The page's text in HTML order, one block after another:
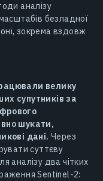
аналізу
безладної
зокрема вздовж
велику
супутників за
шукати,
дані. Через
суттєву
аналізу два чітких
Sentinel-2: